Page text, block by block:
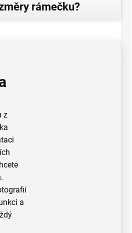
rámečku?
z
a